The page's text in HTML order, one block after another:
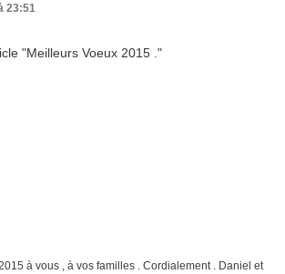
23:51
à vous , à vos familles . Cordialement . Daniel et